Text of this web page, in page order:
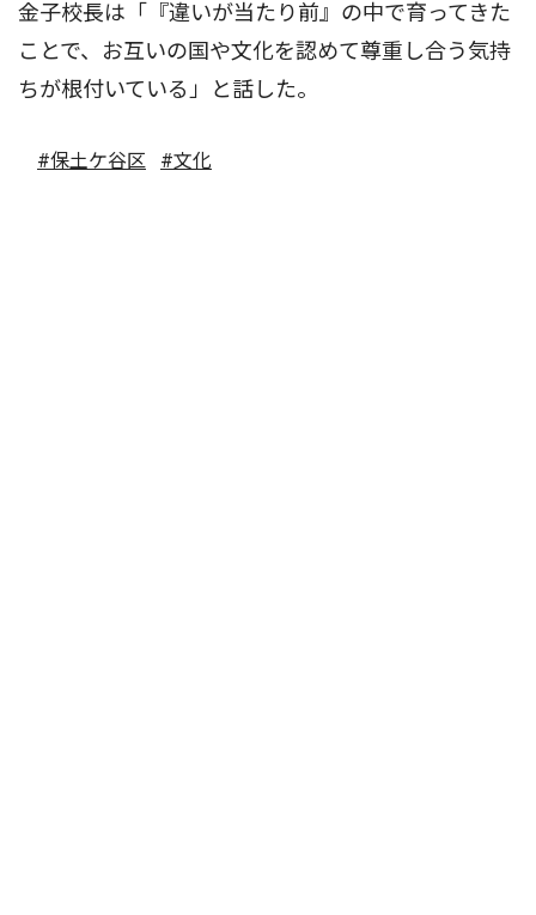
金子校長は「『違いが当たり前』の中で育ってきた
ことで、お互いの国や文化を認めて尊重し合う気持
ちが根付いている」と話した。
#保土ケ谷区 #文化